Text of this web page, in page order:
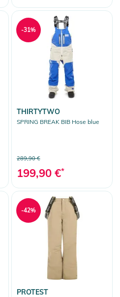
THIRTYTWO
SPRING BREAK BIB Hose blue
289,90 €
199,90 €*
-31%
PROTEST
-42%